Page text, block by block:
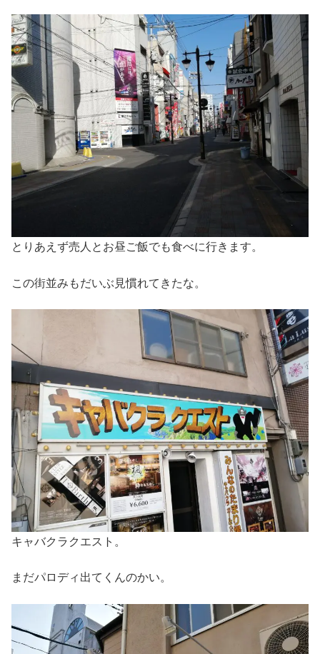
とりあえず売人とお昼ご飯でも食べに行きます。
この街並みもだいぶ見慣れてきたな。
キャバクラクエスト。
まだパロディ出てくんのかい。